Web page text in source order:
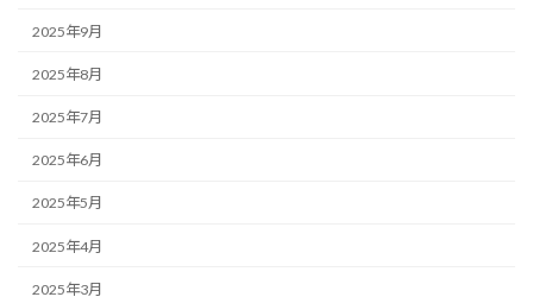
2025年9月
2025年8月
2025年7月
2025年6月
2025年5月
2025年4月
2025年3月